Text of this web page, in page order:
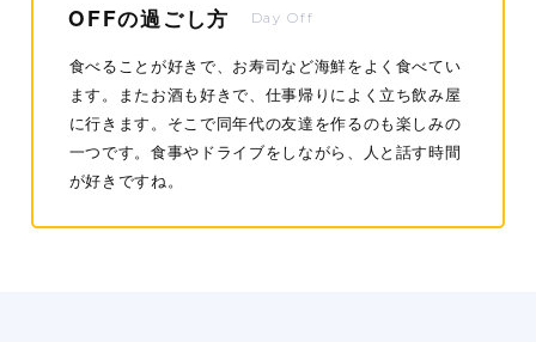
OFFの過ごし方 Day Off
食べることが好きで、お寿司など海鮮をよく食べてい
ます。またお酒も好きで、仕事帰りによく立ち飲み屋
に行きます。そこで同年代の友達を作るのも楽しみの
一つです。食事やドライブをしながら、人と話す時間
が好きですね。